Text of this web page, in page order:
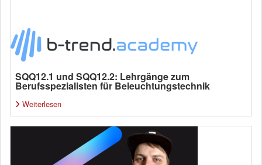
SQQ12.1 und SQQ12.2: Lehrgänge zum
Berufsspezialisten für Beleuchtungstechnik
Weiterlesen